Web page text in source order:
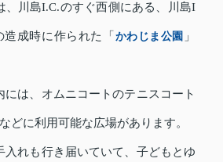
、川島I.C.のすぐ西側にある、川島I
成時に作られた「 かわじま公園 」
には、オムニコートのテニスコート
どに利用可能な広場があります。
入れも行き届いていて、子どもとゆ